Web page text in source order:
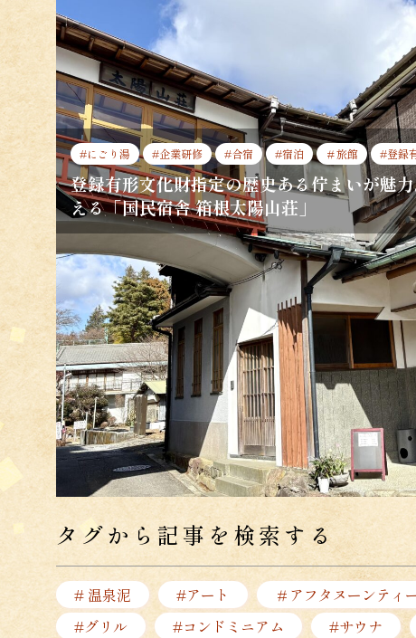
#にごり湯 #企業研修 #合宿 #宿泊 ＃旅館 #登録
登録有形文化財指定の歴史ある佇まいが魅
える「国民宿舎 箱根太陽山荘」
タグから記事を検索する
# 温泉泥 #アート ＃アフタヌーンティ
#グリル
#コンドミニアム #サウナ